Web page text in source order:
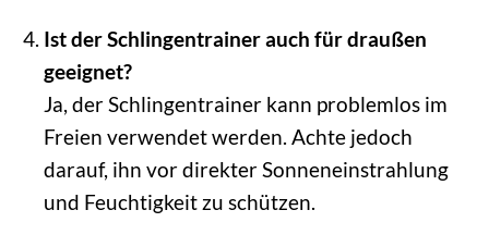
Ist der Schlingentrainer auch für draußen
geeignet?
Ja, der Schlingentrainer kann problemlos im
Freien verwendet werden. Achte jedoch
darauf, ihn vor direkter Sonneneinstrahlung
und Feuchtigkeit zu schützen.